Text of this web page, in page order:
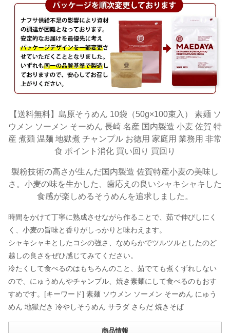
【送料無料】島原そうめん 10袋（50g×100束入） 素麺 ソ
ウメン ソーメン そーめん 長崎 名産 国内製造 小麦 佐賀 特
産 煮麺 温麺 地獄煮 チャンプル お徳用 家庭用 業務用 非常
食 ポイント消化 買い回り 買回り
製粉技術の高さが生んだ国内製造 佐賀特産小麦の美味し
さ。小麦の味を生かした、歯応えの良いシャキシャキした
食感が楽しめるそうめんを追求しました。
時間をかけて丁寧に熟成させながら作ることで、茹で伸びしにく
く、小麦の旨味と香りがしっかりと味わえます。
シャキシャキとしたコシの強さ、なめらかでツルツルとしたのど
越しの良さをぜひ感じてみてください。
冷たくして食べるのはもちろんのこと、茹でても煮くずれしない
ので、にゅうめんやチャンプル、焼き素麺にして食べるのもおす
すめです。[キーワード] 素麺 ソウメン ソーメン そーめん にゅう
めん 地獄だき 冷やしそうめん サラダ さらだ 焼きそば
商品情報